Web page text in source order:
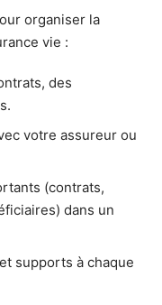
organiser la
vie :
des
votre assureur ou
(contrats,
dans un
supports à chaque